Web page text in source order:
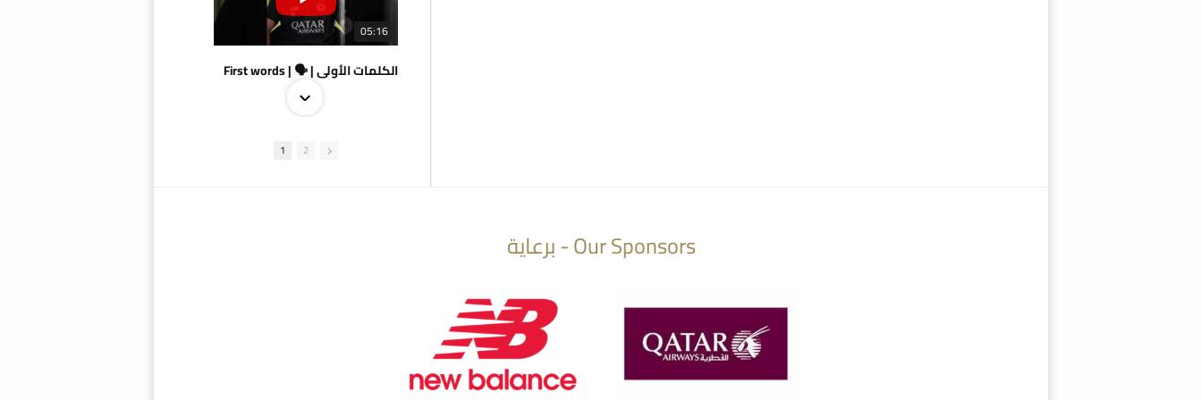
05:16
الكلمات الأولى | 🗣 | First words
1 2
Our Sponsors - برعاية